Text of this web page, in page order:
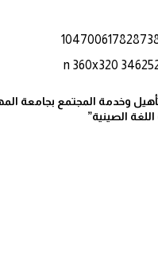
وخدمة المجتمع بجامعة
الصينية”